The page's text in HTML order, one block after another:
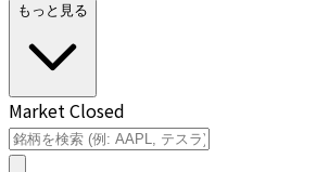
もっと見る
Market Closed